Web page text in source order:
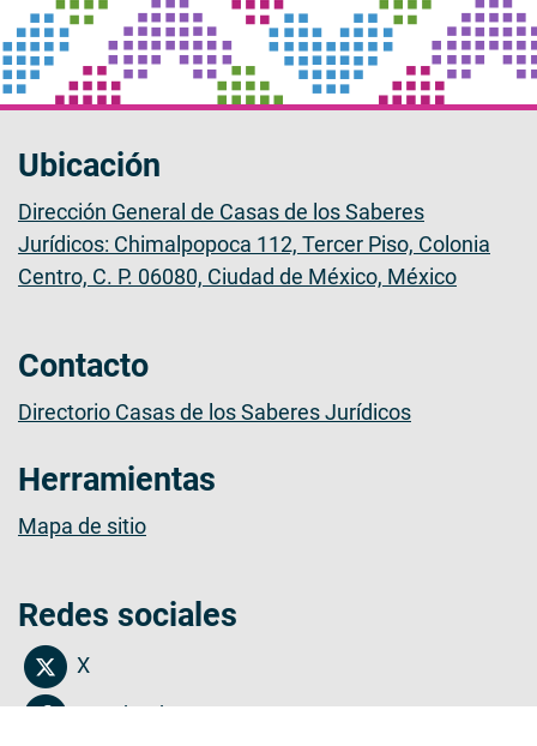
Ubicación
Dirección General de Casas de los Saberes
Jurídicos: Chimalpopoca 112, Tercer Piso, Colonia
Centro, C. P. 06080, Ciudad de México, México
Contacto
Directorio Casas de los Saberes Jurídicos
Herramientas
Mapa de sitio
Redes sociales
X
Facebook